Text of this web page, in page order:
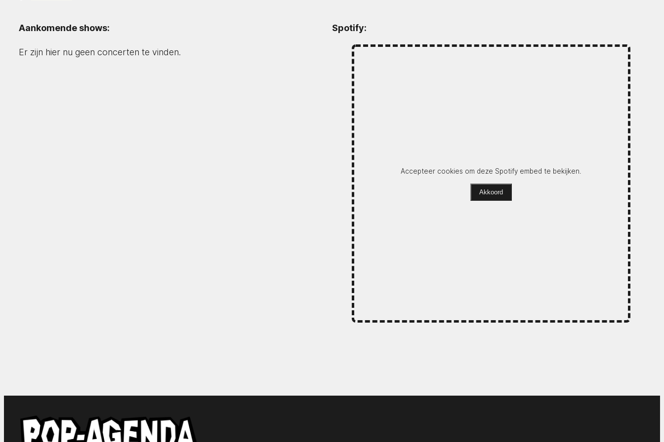
Aankomende shows:
Er zijn hier nu geen concerten te vinden.
Spotify:
Accepteer cookies om deze Spotify embed te bekijken.
Akkoord